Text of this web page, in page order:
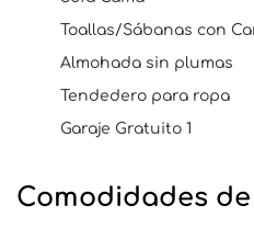
Toallas/Sábanas con
Almohada sin plumas
Tendedero para ropa
Garaje Gratuito 1
Comodidades